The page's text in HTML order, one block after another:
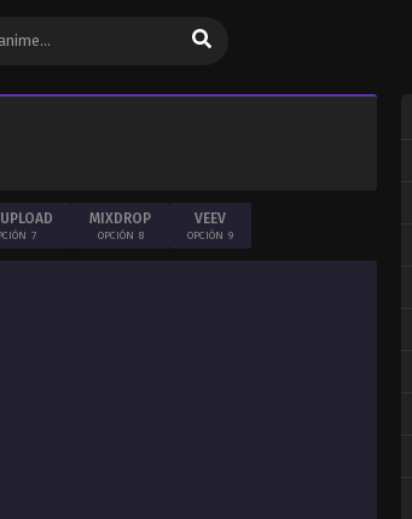
7
MIXDROP
OPCIÓN 8
VEEV
OPCIÓN 9